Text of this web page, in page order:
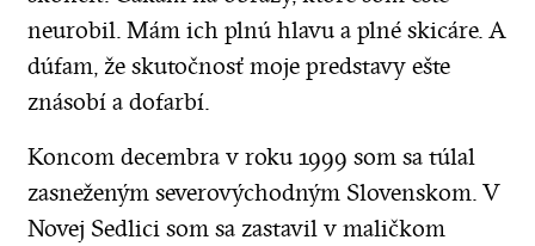
neurobil. Mám ich plnú hlavu a plné skicáre. A
dúfam, že skutočnosť moje predstavy ešte
znásobí a dofarbí.
Koncom decembra v roku 1999 som sa túlal
zasneženým severovýchodným Slovenskom. V
Novej Sedlici som sa zastavil v maličkom